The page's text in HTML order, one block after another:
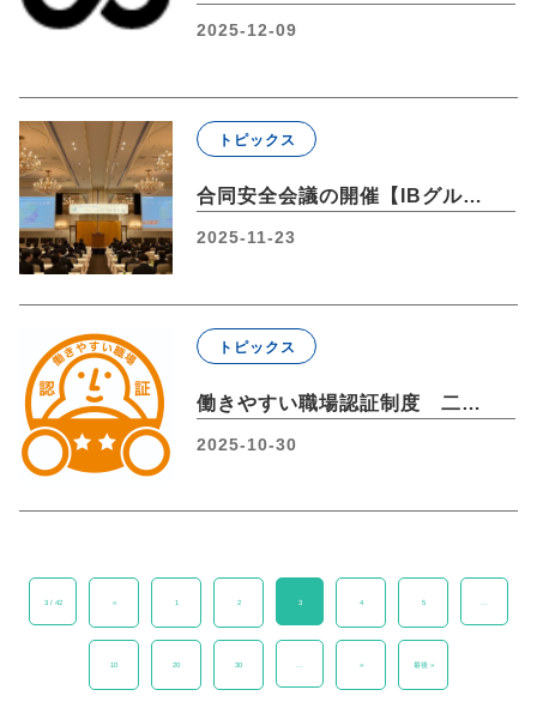
2025-12-09
トピックス
合同安全会議の開催【IBグループ】
2025-11-23
トピックス
働きやすい職場認証制度 二つ星取得【IBトランスポート株式会社】
2025-10-30
3 / 42 « 1 2 3 4 5
10 20 30 » 最後 »